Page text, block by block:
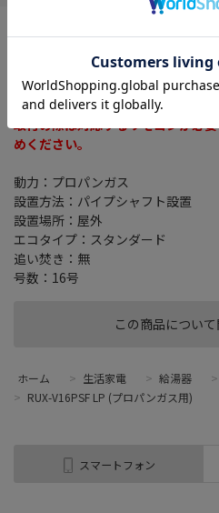
この商品につい
据付け工事は専門業者にご依頼く
※浴室リモコンは別売りです。
取付の際は対応するリモコンが必
めください。
動力：プロパンガス
設置方法：パイプシャフト設置
設置場所：屋外
エコタイプ：スタンダード
追い焚き：無
号数：16号
ホーム > 生活家電 > 給湯器 >
> RUX-V16PSF LP (プロパンガス用)
スマートフォン